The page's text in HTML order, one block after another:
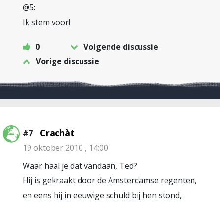
@5:
Ik stem voor!
0
Volgende discussie
Vorige discussie
#7 Crachàt
19 oktober 2010 , 14:00
Waar haal je dat vandaan, Ted?
Hij is gekraakt door de Amsterdamse regenten,
en eens hij in eeuwige schuld bij hen stond,